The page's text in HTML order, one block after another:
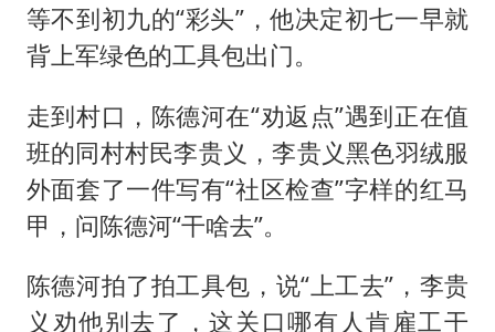
等不到初九的“彩头”，他决定初七一早就
背上军绿色的工具包出门。
走到村口，陈德河在“劝返点”遇到正在值
班的同村村民李贵义，李贵义黑色羽绒服
外面套了一件写有“社区检查”字样的红马
甲，问陈德河“干啥去”。
陈德河拍了拍工具包，说“上工去”，李贵
义劝他别去了，这关口哪有人肯雇工干